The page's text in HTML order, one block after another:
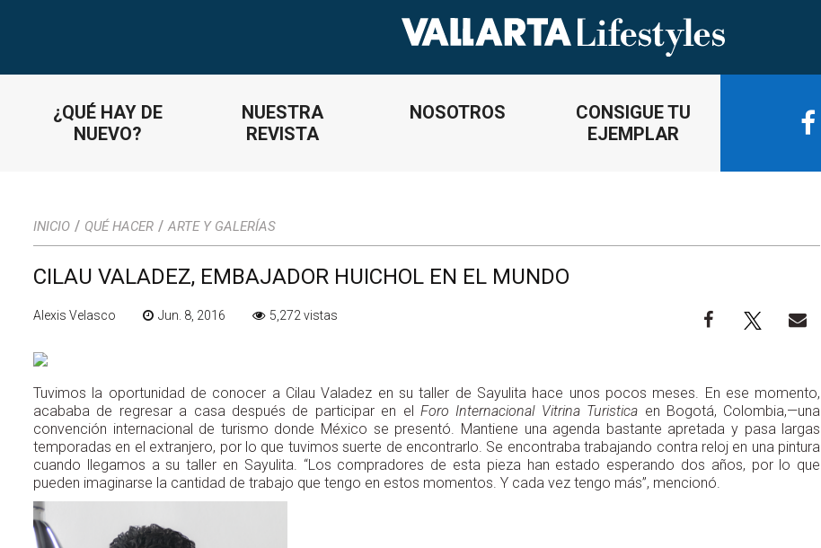
¿QUÉ HAY DE
NUEVO?
NUESTRA
REVISTA
NOSOTROS
CONSIGUE TU
EJEMPLAR
INICIO / QUÉ HACER / ARTE Y GALERÍAS
CILAU VALADEZ, EMBAJADOR HUICHOL EN EL MUNDO
Alexis Velasco Jun. 8, 2016 5,272 vistas
Tuvimos la oportunidad de conocer a Cilau Valadez en su taller de Sayulita hace unos pocos meses. En ese momento,
acababa de regresar a casa después de participar en el Foro Internacional Vitrina Turistica en Bogotá, Colombia,—una
convención internacional de turismo donde México se presentó. Mantiene una agenda bastante apretada y pasa largas
temporadas en el extranjero, por lo que tuvimos suerte de encontrarlo. Se encontraba trabajando contra reloj en una pintura
cuando llegamos a su taller en Sayulita. “Los compradores de esta pieza han estado esperando dos años, por lo que
pueden imaginarse la cantidad de trabajo que tengo en estos momentos. Y cada vez tengo más”, mencionó.